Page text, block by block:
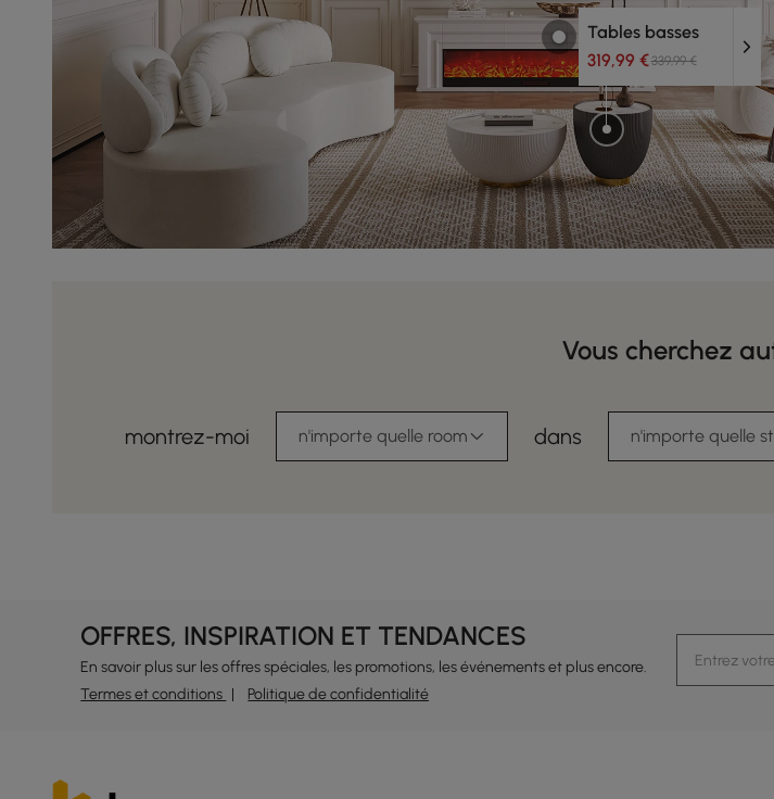
Tables basses
319,99 €339,99 €
Vous cherchez
montrez-moi n'importe quelle room dans n'importe quelle
OFFRES, INSPIRATION ET TENDANCES
En savoir plus sur les offres spéciales, les promotions, les événements et plus encore.
Termes et conditions
Politique de confidentialité